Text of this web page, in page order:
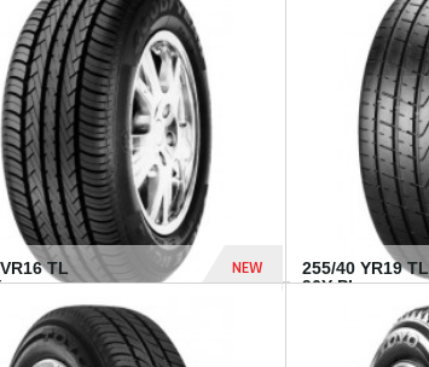
955 Dhs
TL
NEW
255/40 YR19 TL
96Y PI...